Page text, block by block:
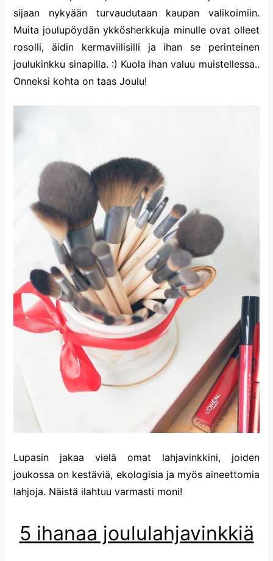
sijaan nykyään turvaudutaan kaupan valikoimiin.
Muita joulupöydän ykkösherkkuja minulle ovat olleet
rosolli, äidin kermaviilisilli ja ihan se perinteinen
joulukinkku sinapilla. :) Kuola ihan valuu muistellessa..
Onneksi kohta on taas Joulu!
Lupasin jakaa vielä omat lahjavinkkini, joiden
joukossa on kestäviä, ekologisia ja myös aineettomia
lahjoja. Näistä ilahtuu varmasti moni!
5 ihanaa joululahjavinkkiä